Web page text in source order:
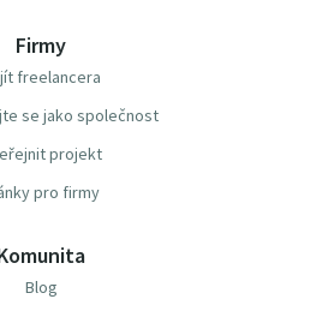
Firmy
freelancera
se jako společnost
projekt
pro firmy
Blog